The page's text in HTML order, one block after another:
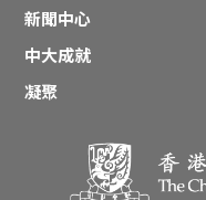
新聞中心
中大成就
凝聚